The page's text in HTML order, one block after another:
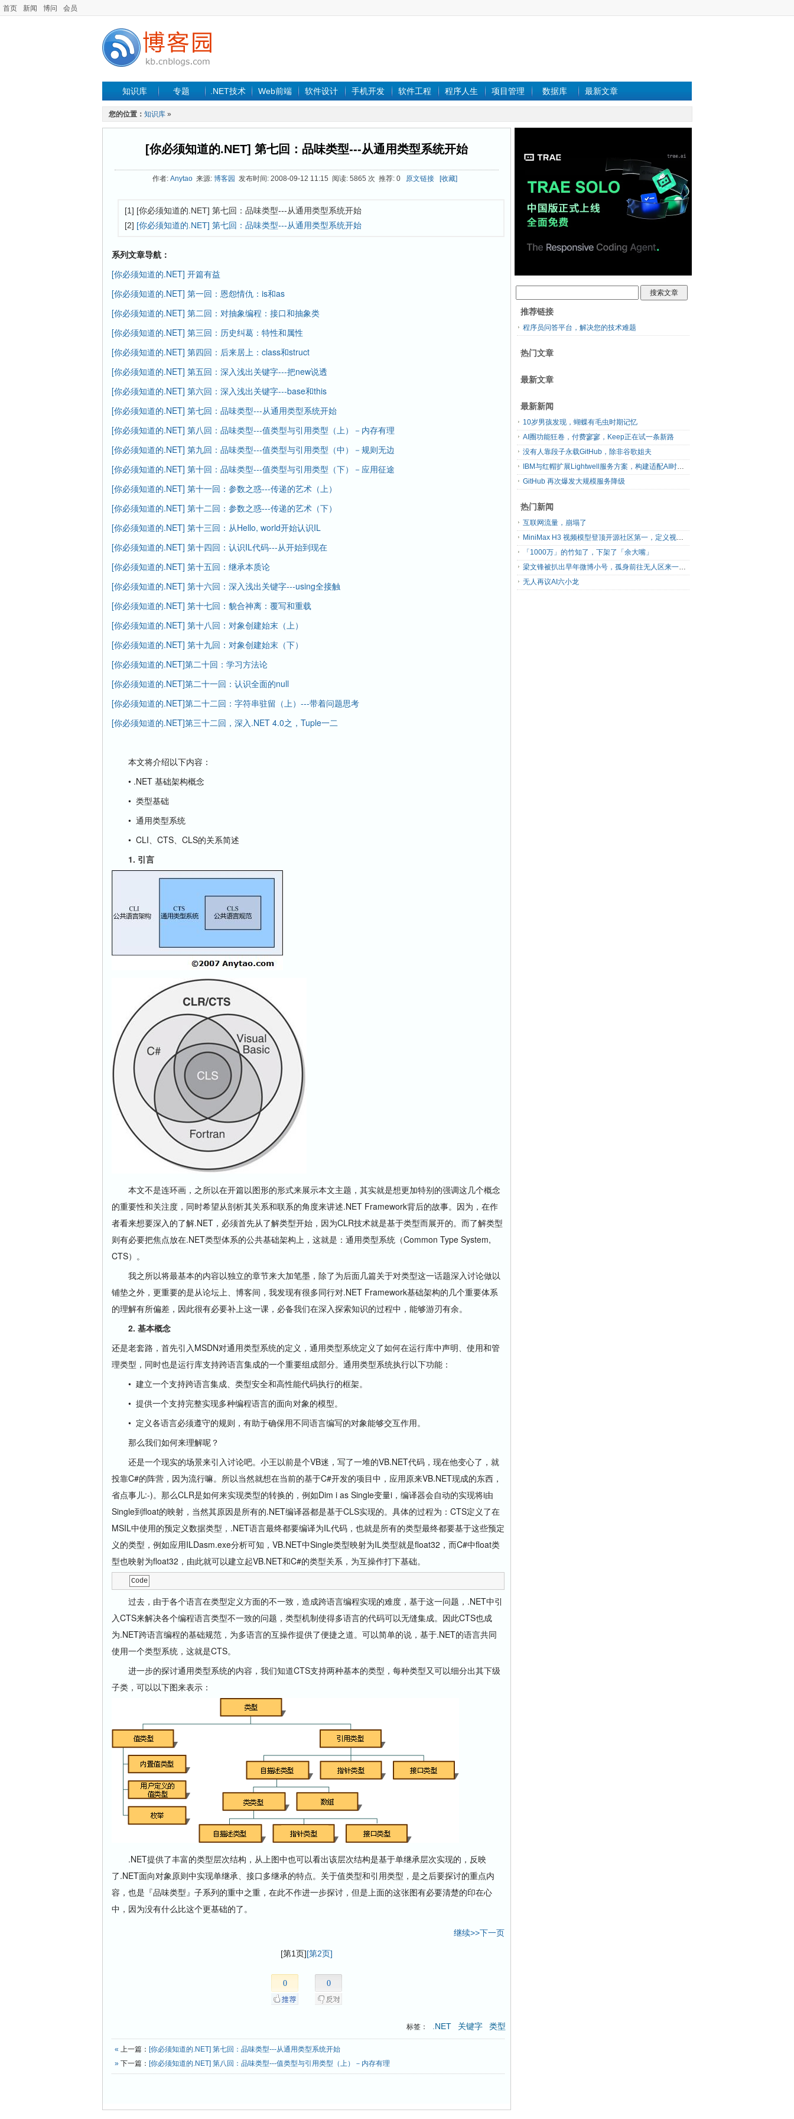
首页 新闻 博问 会员
知识库 专题 .NET技术 Web前端 软件设计 手机开发 软件工程 程序人生 项目管理 数据库 最新文章
您的位置： 知识库 »
[你必须知道的.NET] 第七回：品味类型---从通用类型系统开始
作者: Anytao 来源: 博客园 发布时间: 2008-09-12 11:15 阅读: 5865 次 推荐: 0 原文链接 [收藏]
[1] [你必须知道的.NET] 第七回：品味类型---从通用类型系统开始
[2] [你必须知道的.NET] 第七回：品味类型---从通用类型系统开始
系列文章导航：
[你必须知道的.NET] 开篇有益
[你必须知道的.NET] 第一回：恩怨情仇：is和as
[你必须知道的.NET] 第二回：对抽象编程：接口和抽象类
[你必须知道的.NET] 第三回：历史纠葛：特性和属性
[你必须知道的.NET] 第四回：后来居上：class和struct
[你必须知道的.NET] 第五回：深入浅出关键字---把new说透
[你必须知道的.NET] 第六回：深入浅出关键字---base和this
[你必须知道的.NET] 第七回：品味类型---从通用类型系统开始
[你必须知道的.NET] 第八回：品味类型---值类型与引用类型（上）－内存有理
[你必须知道的.NET] 第九回：品味类型---值类型与引用类型（中）－规则无边
[你必须知道的.NET] 第十回：品味类型---值类型与引用类型（下）－应用征途
[你必须知道的.NET] 第十一回：参数之惑---传递的艺术（上）
[你必须知道的.NET] 第十二回：参数之惑---传递的艺术（下）
[你必须知道的.NET] 第十三回：从Hello, world开始认识IL
[你必须知道的.NET] 第十四回：认识IL代码---从开始到现在
[你必须知道的.NET] 第十五回：继承本质论
[你必须知道的.NET] 第十六回：深入浅出关键字---using全接触
[你必须知道的.NET] 第十七回：貌合神离：覆写和重载
[你必须知道的.NET] 第十八回：对象创建始末（上）
[你必须知道的.NET] 第十九回：对象创建始末（下）
[你必须知道的.NET]第二十回：学习方法论
[你必须知道的.NET]第二十一回：认识全面的null
[你必须知道的.NET]第二十二回：字符串驻留（上）---带着问题思考
[你必须知道的.NET]第三十二回，深入.NET 4.0之，Tuple一二
本文将介绍以下内容：
• .NET 基础架构概念
• 类型基础
• 通用类型系统
• CLI、CTS、CLS的关系简述
1. 引言
本文不是连环画，之所以在开篇以图形的形式来展示本文主题，其实就是想更加特别的强调这几个概念
的重要性和关注度，同时希望从剖析其关系和联系的角度来讲述.NET Framework背后的故事。因为，在作
者看来想要深入的了解.NET，必须首先从了解类型开始，因为CLR技术就是基于类型而展开的。而了解类型
则有必要把焦点放在.NET类型体系的公共基础架构上，这就是：通用类型系统（Common Type System,
CTS）。
我之所以将最基本的内容以独立的章节来大加笔墨，除了为后面几篇关于对类型这一话题深入讨论做以
铺垫之外，更重要的是从论坛上、博客间，我发现有很多同行对.NET Framework基础架构的几个重要体系
的理解有所偏差，因此很有必要补上这一课，必备我们在深入探索知识的过程中，能够游刃有余。
2. 基本概念
还是老套路，首先引入MSDN对通用类型系统的定义，通用类型系统定义了如何在运行库中声明、使用和管
理类型，同时也是运行库支持跨语言集成的一个重要组成部分。通用类型系统执行以下功能：
• 建立一个支持跨语言集成、类型安全和高性能代码执行的框架。
• 提供一个支持完整实现多种编程语言的面向对象的模型。
• 定义各语言必须遵守的规则，有助于确保用不同语言编写的对象能够交互作用。
那么我们如何来理解呢？
还是一个现实的场景来引入讨论吧。小王以前是个VB迷，写了一堆的VB.NET代码，现在他变心了，就
投靠C#的阵营，因为流行嘛。所以当然就想在当前的基于C#开发的项目中，应用原来VB.NET现成的东西，
省点事儿:-)。那么CLR是如何来实现类型的转换的，例如Dim i as Single变量i，编译器会自动的实现将i由
Single到float的映射，当然其原因是所有的.NET编译器都是基于CLS实现的。具体的过程为：CTS定义了在
MSIL中使用的预定义数据类型，.NET语言最终都要编译为IL代码，也就是所有的类型最终都要基于这些预定
义的类型，例如应用ILDasm.exe分析可知，VB.NET中Single类型映射为IL类型就是float32，而C#中float类
型也映射为float32，由此就可以建立起VB.NET和C#的类型关系，为互操作打下基础。
Code
过去，由于各个语言在类型定义方面的不一致，造成跨语言编程实现的难度，基于这一问题，.NET中引
入CTS来解决各个编程语言类型不一致的问题，类型机制使得多语言的代码可以无缝集成。因此CTS也成
为.NET跨语言编程的基础规范，为多语言的互操作提供了便捷之道。可以简单的说，基于.NET的语言共同
使用一个类型系统，这就是CTS。
进一步的探讨通用类型系统的内容，我们知道CTS支持两种基本的类型，每种类型又可以细分出其下级
子类，可以以下图来表示：
.NET提供了丰富的类型层次结构，从上图中也可以看出该层次结构是基于单继承层次实现的，反映
了.NET面向对象原则中实现单继承、接口多继承的特点。关于值类型和引用类型，是之后要探讨的重点内
容，也是『品味类型』子系列的重中之重，在此不作进一步探讨，但是上面的这张图有必要清楚的印在心
中，因为没有什么比这个更基础的了。
继续>>下一页
[第1页][第2页]
0 0
标签： .NET 关键字 类型
« 上一篇： [你必须知道的.NET] 第七回：品味类型---从通用类型系统开始
» 下一篇： [你必须知道的.NET] 第八回：品味类型---值类型与引用类型（上）－内存有理
推荐链接
程序员问答平台，解决您的技术难题
热门文章
最新文章
最新新闻
10岁男孩发现，蝴蝶有毛虫时期记忆
AI圈功能狂卷，付费寥寥，Keep正在试一条新路
没有人靠段子永载GitHub，除非谷歌姐夫
IBM与红帽扩展Lightwell服务方案，构建适配AI时代开源生态的可信基础设施
GitHub 再次爆发大规模服务降级
热门新闻
互联网流量，崩塌了
MiniMax H3 视频模型登顶开源社区第一，定义视频模型领域“斩杀线”
「1000万」的竹知了，下架了「余大嘴」
梁文锋被扒出早年微博小号，孤身前往无人区来一场相当 deep 的 seek 旅行
无人再议AI六小龙